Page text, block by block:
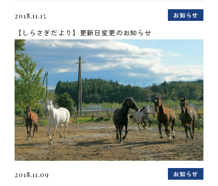
2018.11.15 お知らせ
【しらさぎだより】更新日変更のお知らせ
2018.11.09 お知らせ